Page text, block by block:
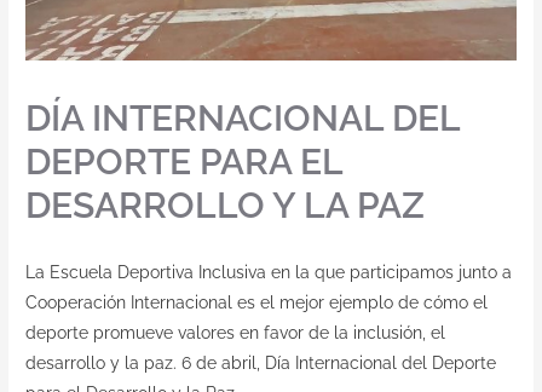
DÍA INTERNACIONAL DEL
DEPORTE PARA EL
DESARROLLO Y LA PAZ
La Escuela Deportiva Inclusiva en la que participamos junto a
Cooperación Internacional es el mejor ejemplo de cómo el
deporte promueve valores en favor de la inclusión, el
desarrollo y la paz. 6 de abril, Día Internacional del Deporte